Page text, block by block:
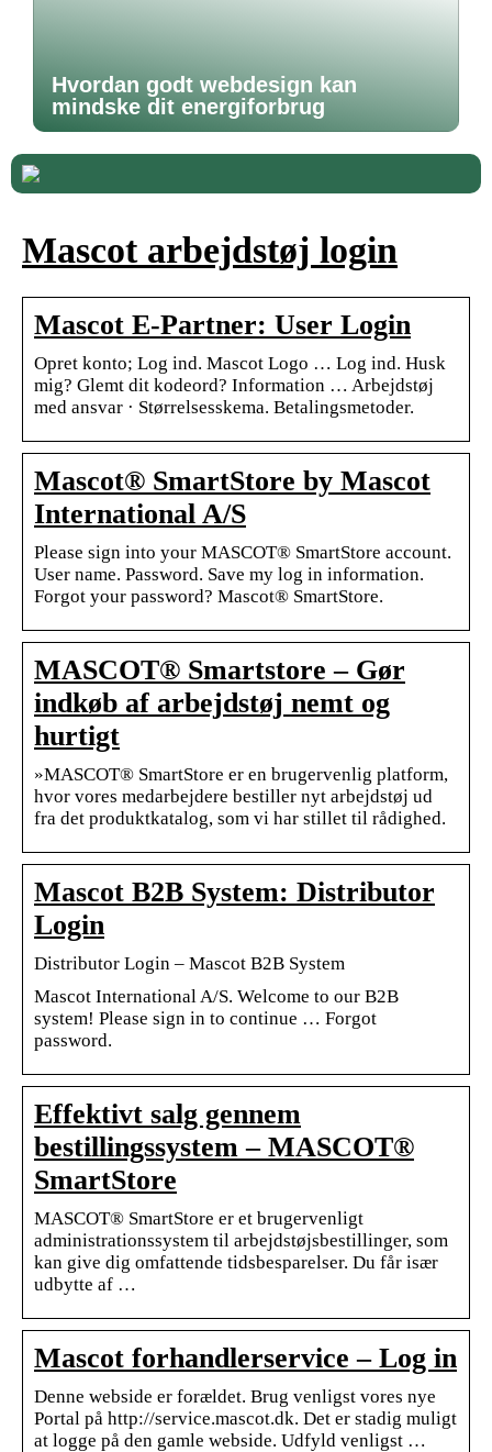
Hvordan godt webdesign kan
mindske dit energiforbrug
Mascot arbejdstøj login
Mascot E-Partner: User Login
Opret konto; Log ind. Mascot Logo … Log ind. Husk
mig? Glemt dit kodeord? Information … Arbejdstøj
med ansvar · Størrelsesskema. Betalingsmetoder.
Mascot® SmartStore by Mascot
International A/S
Please sign into your MASCOT® SmartStore account.
User name. Password. Save my log in information.
Forgot your password? Mascot® SmartStore.
MASCOT® Smartstore – Gør
indkøb af arbejdstøj nemt og
hurtigt
»MASCOT® SmartStore er en brugervenlig platform,
hvor vores medarbejdere bestiller nyt arbejdstøj ud
fra det produktkatalog, som vi har stillet til rådighed.
Mascot B2B System: Distributor
Login
Distributor Login – Mascot B2B System
Mascot International A/S. Welcome to our B2B
system! Please sign in to continue … Forgot
password.
Effektivt salg gennem
bestillingssystem – MASCOT®
SmartStore
MASCOT® SmartStore er et brugervenligt
administrationssystem til arbejdstøjsbestillinger, som
kan give dig omfattende tidsbesparelser. Du får især
udbytte af …
Mascot forhandlerservice – Log in
Denne webside er forældet. Brug venligst vores nye
Portal på http://service.mascot.dk. Det er stadig muligt
at logge på den gamle webside. Udfyld venligst …